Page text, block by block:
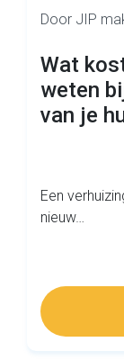
Door JIP
Wat
weten
van je
Een
nieuw…